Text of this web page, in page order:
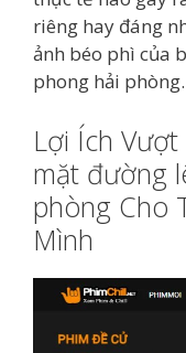
riêng hay đáng
ảnh béo phì của
phong hải phòng.
Lợi Ích
mặt đường
phòng Cho
Mình